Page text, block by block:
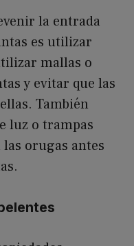
la entrada
es utilizar
mallas o
y evitar que las
También
luz o trampas
orugas antes